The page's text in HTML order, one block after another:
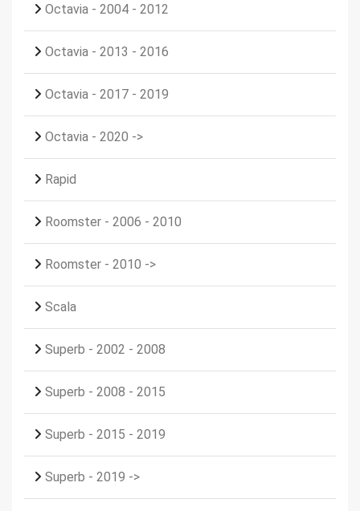
Octavia - 2004 - 2012
Octavia - 2013 - 2016
Octavia - 2017 - 2019
Octavia - 2020 ->
Rapid
Roomster - 2006 - 2010
Roomster - 2010 ->
Scala
Superb - 2002 - 2008
Superb - 2008 - 2015
Superb - 2015 - 2019
Superb - 2019 ->